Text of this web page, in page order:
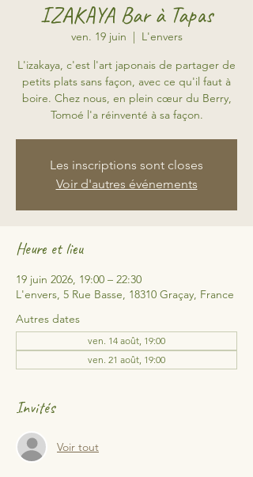
IZAKAYA Bar à Tapas
ven. 19 juin
L'envers
L'izakaya, c'est l'art japonais de partager de
petits plats sans façon, avec ce qu'il faut à
boire. Chez nous, en plein cœur du Berry,
Tomoé l'a réinventé à sa façon.
Les inscriptions sont closes
Voir d'autres événements
Heure et lieu
19 juin 2026, 19:00 – 22:30
L'envers, 5 Rue Basse, 18310 Graçay, France
Autres dates
ven. 14 août, 19:00
ven. 21 août, 19:00
Invités
Voir tout